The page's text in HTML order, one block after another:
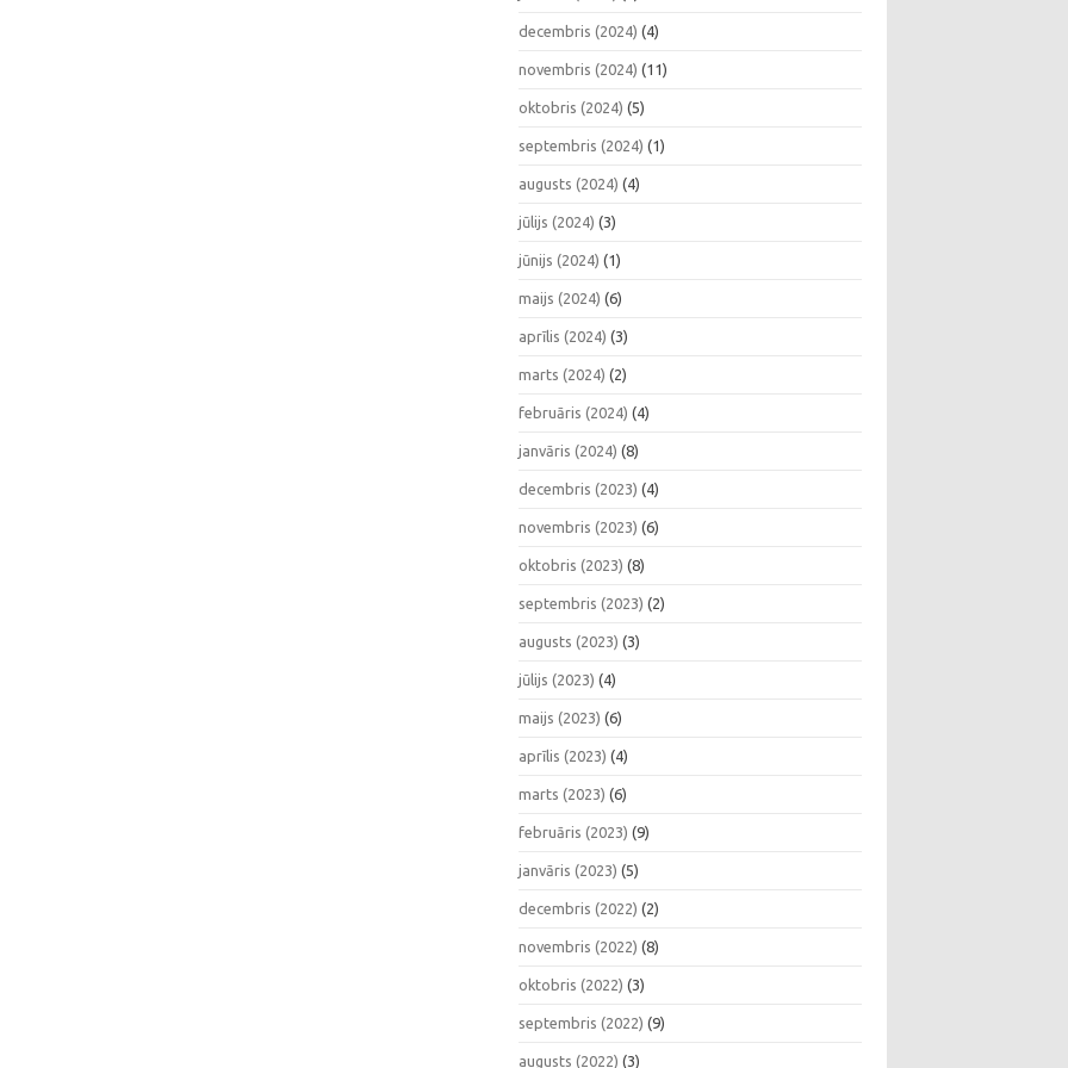
decembris (2024) (4)
novembris (2024) (11)
oktobris (2024) (5)
septembris (2024) (1)
augusts (2024) (4)
jūlijs (2024) (3)
jūnijs (2024) (1)
maijs (2024) (6)
aprīlis (2024) (3)
marts (2024) (2)
februāris (2024) (4)
janvāris (2024) (8)
decembris (2023) (4)
novembris (2023) (6)
oktobris (2023) (8)
septembris (2023) (2)
augusts (2023) (3)
jūlijs (2023) (4)
maijs (2023) (6)
aprīlis (2023) (4)
marts (2023) (6)
februāris (2023) (9)
janvāris (2023) (5)
decembris (2022) (2)
novembris (2022) (8)
oktobris (2022) (3)
septembris (2022) (9)
augusts (2022) (3)